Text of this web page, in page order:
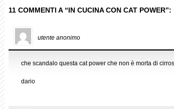
11 COMMENTI A “IN CUCINA CON CAT POWER”:
utente anonimo
che scandalo questa cat power che non è morta di
dario